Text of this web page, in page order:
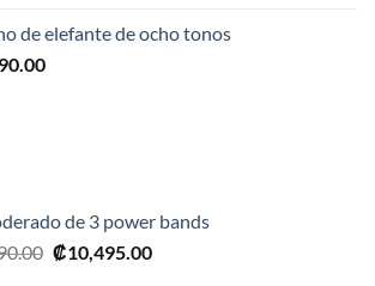
era:
es:
de elefante de ocho tonos
de 3 power bands
El
₡10,495.00El